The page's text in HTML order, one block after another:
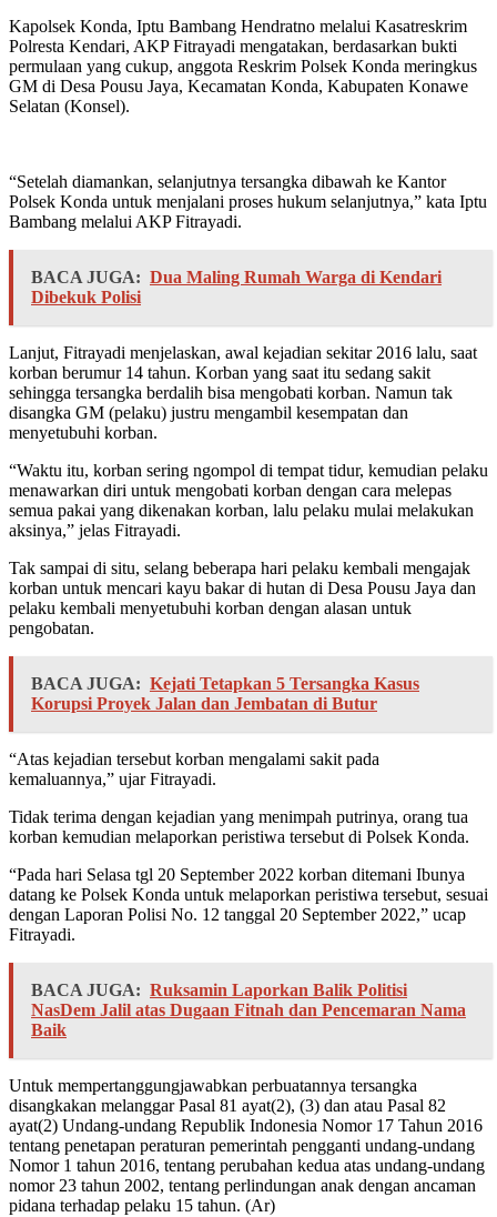
Kapolsek Konda, Iptu Bambang Hendratno melalui Kasatreskrim
Polresta Kendari, AKP Fitrayadi mengatakan, berdasarkan bukti
permulaan yang cukup, anggota Reskrim Polsek Konda meringkus
GM di Desa Pousu Jaya, Kecamatan Konda, Kabupaten Konawe
Selatan (Konsel).
“Setelah diamankan, selanjutnya tersangka dibawah ke Kantor
Polsek Konda untuk menjalani proses hukum selanjutnya,” kata Iptu
Bambang melalui AKP Fitrayadi.
BACA JUGA: Dua Maling Rumah Warga di Kendari
Dibekuk Polisi
Lanjut, Fitrayadi menjelaskan, awal kejadian sekitar 2016 lalu, saat
korban berumur 14 tahun. Korban yang saat itu sedang sakit
sehingga tersangka berdalih bisa mengobati korban. Namun tak
disangka GM (pelaku) justru mengambil kesempatan dan
menyetubuhi korban.
“Waktu itu, korban sering ngompol di tempat tidur, kemudian pelaku
menawarkan diri untuk mengobati korban dengan cara melepas
semua pakai yang dikenakan korban, lalu pelaku mulai melakukan
aksinya,” jelas Fitrayadi.
Tak sampai di situ, selang beberapa hari pelaku kembali mengajak
korban untuk mencari kayu bakar di hutan di Desa Pousu Jaya dan
pelaku kembali menyetubuhi korban dengan alasan untuk
pengobatan.
BACA JUGA: Kejati Tetapkan 5 Tersangka Kasus
Korupsi Proyek Jalan dan Jembatan di Butur
“Atas kejadian tersebut korban mengalami sakit pada
kemaluannya,” ujar Fitrayadi.
Tidak terima dengan kejadian yang menimpah putrinya, orang tua
korban kemudian melaporkan peristiwa tersebut di Polsek Konda.
“Pada hari Selasa tgl 20 September 2022 korban ditemani Ibunya
datang ke Polsek Konda untuk melaporkan peristiwa tersebut, sesuai
dengan Laporan Polisi No. 12 tanggal 20 September 2022,” ucap
Fitrayadi.
BACA JUGA: Ruksamin Laporkan Balik Politisi
NasDem Jalil atas Dugaan Fitnah dan Pencemaran Nama
Baik
Untuk mempertanggungjawabkan perbuatannya tersangka
disangkakan melanggar Pasal 81 ayat(2), (3) dan atau Pasal 82
ayat(2) Undang-undang Republik Indonesia Nomor 17 Tahun 2016
tentang penetapan peraturan pemerintah pengganti undang-undang
Nomor 1 tahun 2016, tentang perubahan kedua atas undang-undang
nomor 23 tahun 2002, tentang perlindungan anak dengan ancaman
pidana terhadap pelaku 15 tahun. (Ar)